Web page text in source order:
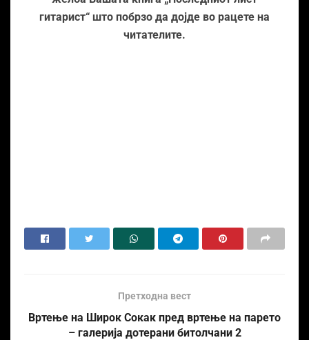
гитарист“ што побрзо да дојде во рацете на
читателите.
Претходна вест
Вртење на Широк Сокак пред вртење на парето
– галерија дотерани битолчани 2